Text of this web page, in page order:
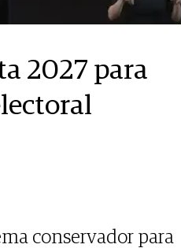
2027 para
conservador para